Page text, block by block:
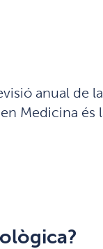
anual de
Medicina